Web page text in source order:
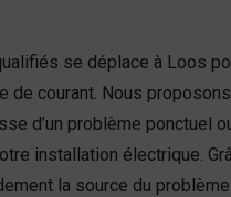
se déplace à Loos
de courant. Nous
d’un problème ponctuel
installation électrique.
la source du